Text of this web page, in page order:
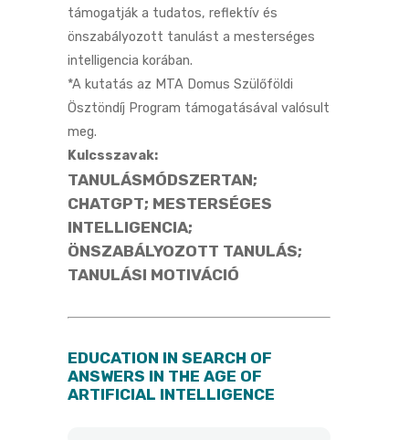
támogatják a tudatos, reflektív és
önszabályozott tanulást a mesterséges
intelligencia korában.
*A kutatás az MTA Domus Szülőföldi
Ösztöndíj Program támogatásával valósult
meg.
Kulcsszavak:
TANULÁSMÓDSZERTAN;
CHATGPT; MESTERSÉGES
INTELLIGENCIA;
ÖNSZABÁLYOZOTT TANULÁS;
TANULÁSI MOTIVÁCIÓ
EDUCATION IN SEARCH OF
ANSWERS IN THE AGE OF
ARTIFICIAL INTELLIGENCE